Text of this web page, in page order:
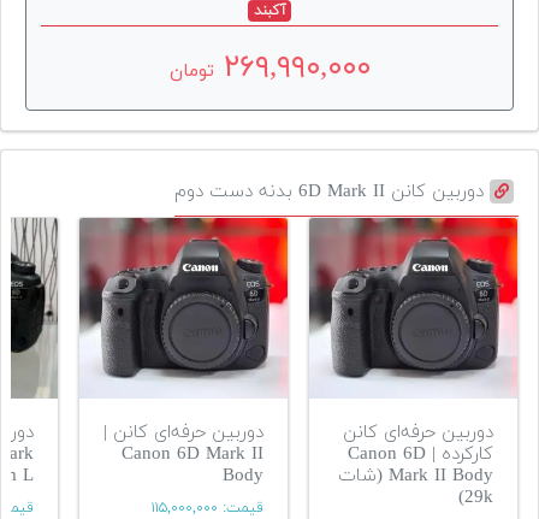
آکبند
۲۶۹,۹۹۰,۰۰۰ تومان
دوربین کانن 6D Mark II بدنه دست دوم
دوربین حرفه‌ای کانن
کارکرده | Canon 6D
Mark II Body (شات
29k)
دوربین حرفه‌ای کانن |
Canon 6D Mark II
Body
قیمت: ۱۱۵,۰۰۰,۰۰۰
L